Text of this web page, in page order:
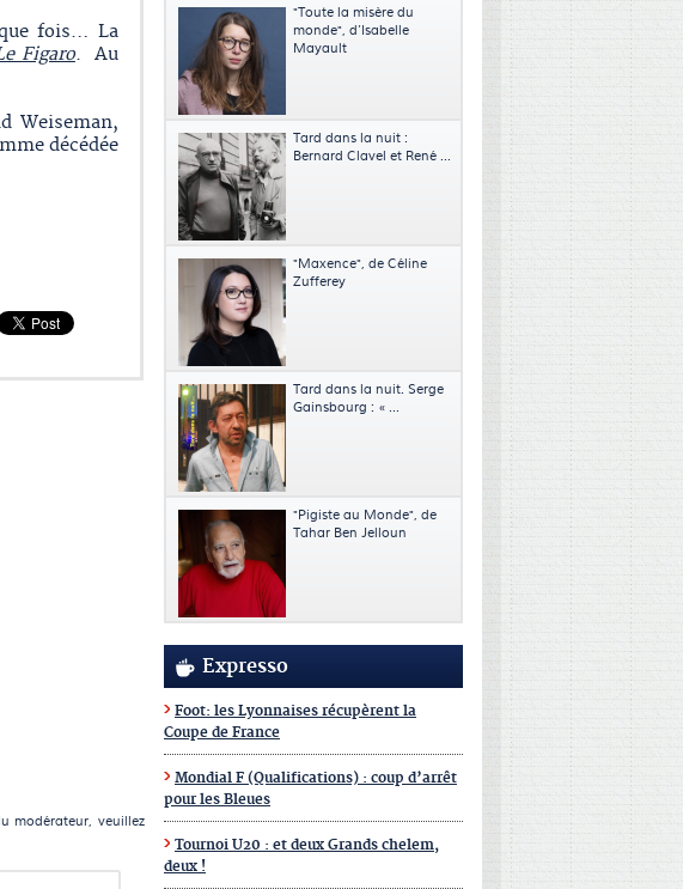
fois… La
Figaro. Au
Weiseman,
décédée
modérateur, veuillez
"Toute la misère du
monde", d’Isabelle
Mayault
Tard dans la nuit :
Bernard Clavel et René ...
"Maxence", de Céline
Zufferey
Tard dans la nuit. Serge
Gainsbourg : « ...
"Pigiste au Monde", de
Tahar Ben Jelloun
Expresso
Foot: les Lyonnaises récupèrent la
Coupe de France
Mondial F (Qualifications) : coup d’arrêt
pour les Bleues
Tournoi U20 : et deux Grands chelem,
deux !